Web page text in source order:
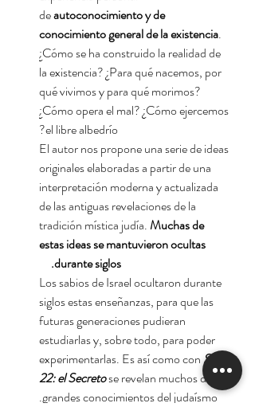
deautoconocimiento y de
conocimiento general de la existencia.
¿Cómo se ha construido la realidad de
la existencia? ¿Para qué nacemos, por
qué vivimos y para qué morimos?
¿Cómo opera el mal? ¿Cómo ejercemos
el libre albedrío?
El autor nos propone una serie de ideas
originales elaboradas a partir de una
interpretación moderna y actualizada
de las antiguas revelaciones de la
tradición mística judía.Muchas de
estas ideas se mantuvieron ocultas
durante siglos.
Los sabios de Israel ocultaron durante
siglos estas enseñanzas, para que las
futuras generaciones pudieran
estudiarlas y, sobre todo, para poder
experimentarlas. Es así como conSod
22: el Secretose revelan muchos de los
grandes conocimientos del judaísmo.